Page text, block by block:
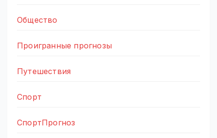
Общество
Проигранные прогнозы
Путешествия
Спорт
СпортПрогноз